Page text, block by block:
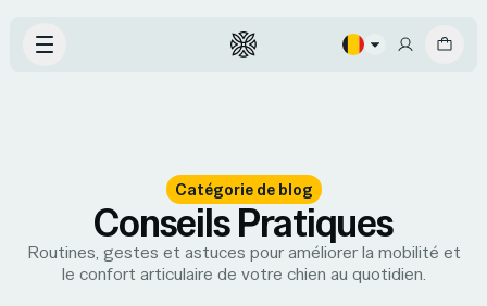
Catégorie de blog
Conseils Pratiques
Routines, gestes et astuces pour améliorer la mobilité et
le confort articulaire de votre chien au quotidien.